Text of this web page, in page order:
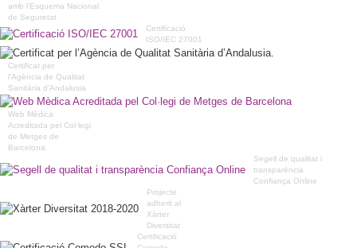
amb l'Esquema Nacional
de Seguretat
Certificació
ISO/IEC 27001
Certificat per
l’Agència de Qualitat
Sanitària d’Andalusia
Web Mèdica
Acreditada pel Col·legi
de Metges de
Barcelona
Segell de qualitat i
transparència
Confiança Online
Projecte
adherit al
Xàrter
Diversitat
Certificació